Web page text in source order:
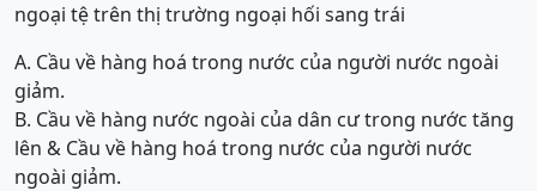
ngoại tệ trên thị trường ngoại hối sang trái
A. Cầu về hàng hoá trong nước của người nước ngoài
giảm.
B. Cầu về hàng nước ngoài của dân cư trong nước tăng
lên & Cầu về hàng hoá trong nước của người nước
ngoài giảm.